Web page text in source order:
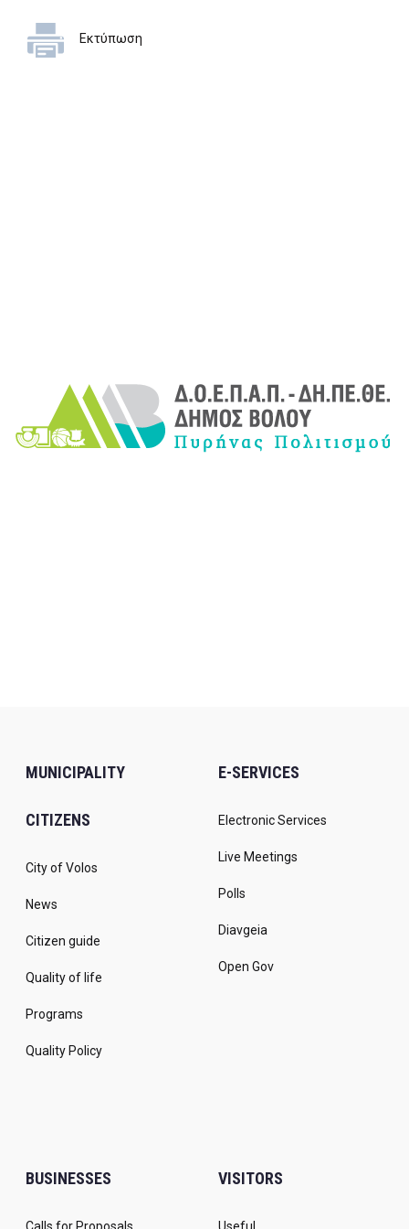
Εκτύπωση
MUNICIPALITY
CITIZENS
City of Volos
News
Citizen guide
Quality of life
Programs
Quality Policy
E-SERVICES
Electronic Services
Live Meetings
Polls
Diavgeia
Open Gov
BUSINESSES VISITORS